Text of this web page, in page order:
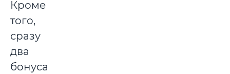
Кроме
того,
сразу
два
бонуса